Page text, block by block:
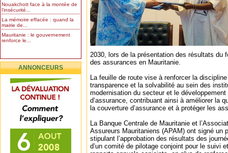
Nouakchott face à la montée de
l’insécurité...
La mémoire effacée : quand la
mairie de...
Mauritanie : le gouvernement
renforce le...
ANNONCEURS
2030, lors de la présentation des résultats du
des assurances en Mauritanie.
La feuille de route vise à renforcer la
transparence et la solvabilité au sein des
modernisation du secteur et le
d’assurance, contribuant ainsi à améliorer la
la couverture d’assurance et à protéger les
La Banque Centrale de Mauritanie et
Assureurs Mauritaniens (APAM) ont signé un
stipulant l’approbation des résultats des
d’un comité de pilotage conjoint pour le suivi